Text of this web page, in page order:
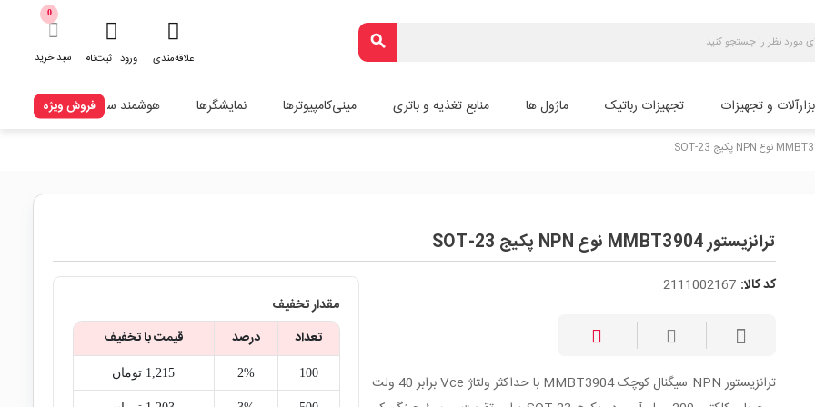
search
علاقه‌مندی ورود | ثبت‌نام
0
سبد خرید
و تجهیزات تجهیزات رباتیک ماژول ها منابع تغذیه و باتری مینی‌کامپیوترها نمایشگرها هوشمند سازیفروش ویژه
ترانزیستور MMBT3904 نوع NPN پکیج SOT-23
کد کالا: 2111002167
ترانزیستور NPN سیگنال کوچک MMBT3904 با حداکثر ولتاژ Vce برابر 40 ولت
مقدار تخفیف
تعداد
درصد قیمت با تخفیف
100
2% 1,215‎ تومان